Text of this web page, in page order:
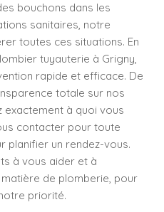
bouchons dans les
sanitaires, notre
toutes ces situations. En
tuyauterie à Grigny,
rapide et efficace. De
totale sur nos
exactement à quoi vous
contacter pour toute
planifier un rendez-vous.
à vous aider et à
de plomberie, pour
priorité.